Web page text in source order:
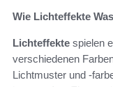
Wie Lichteffekte
Lichteffekte spielen
verschiedenen
Lichtmuster und -